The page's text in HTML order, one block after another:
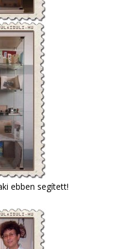
ebben segített!